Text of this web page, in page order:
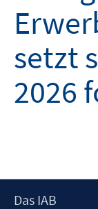
setzt
2026
Footer
Das IAB